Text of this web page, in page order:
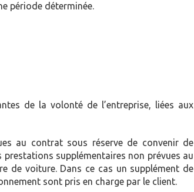
période déterminée.
de la volonté de l’entreprise, liées aux
au contrat sous réserve de convenir de
supplémentaires non prévues au
de voiture. Dans ce cas un supplément de
sont pris en charge par le client.